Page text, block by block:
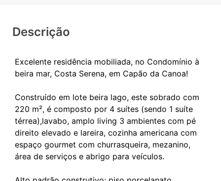
Descrição
Excelente residência mobiliada, no Condomínio à
beira mar, Costa Serena, em Capão da Canoa!
Construído em lote beira lago, este sobrado com
220 m², é composto por 4 suítes (sendo 1 suíte
térrea),lavabo, amplo living 3 ambientes com pé
direito elevado e lareira, cozinha americana com
espaço gourmet com churrasqueira, mezanino,
área de serviços e abrigo para veículos.